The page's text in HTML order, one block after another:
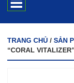
TRANG CHỦ / SẢN
“CORAL VITALIZER”